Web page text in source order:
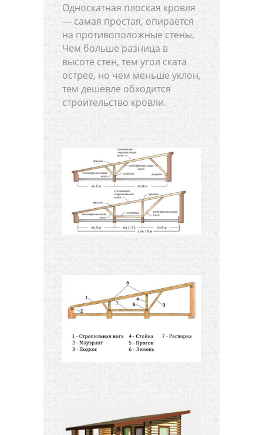
Односкатная плоская кровля
— самая простая, опирается
на противоположные стены.
Чем больше разница в
высоте стен, тем угол ската
острее, но чем меньше уклон,
тем дешевле обходится
строительство кровли.